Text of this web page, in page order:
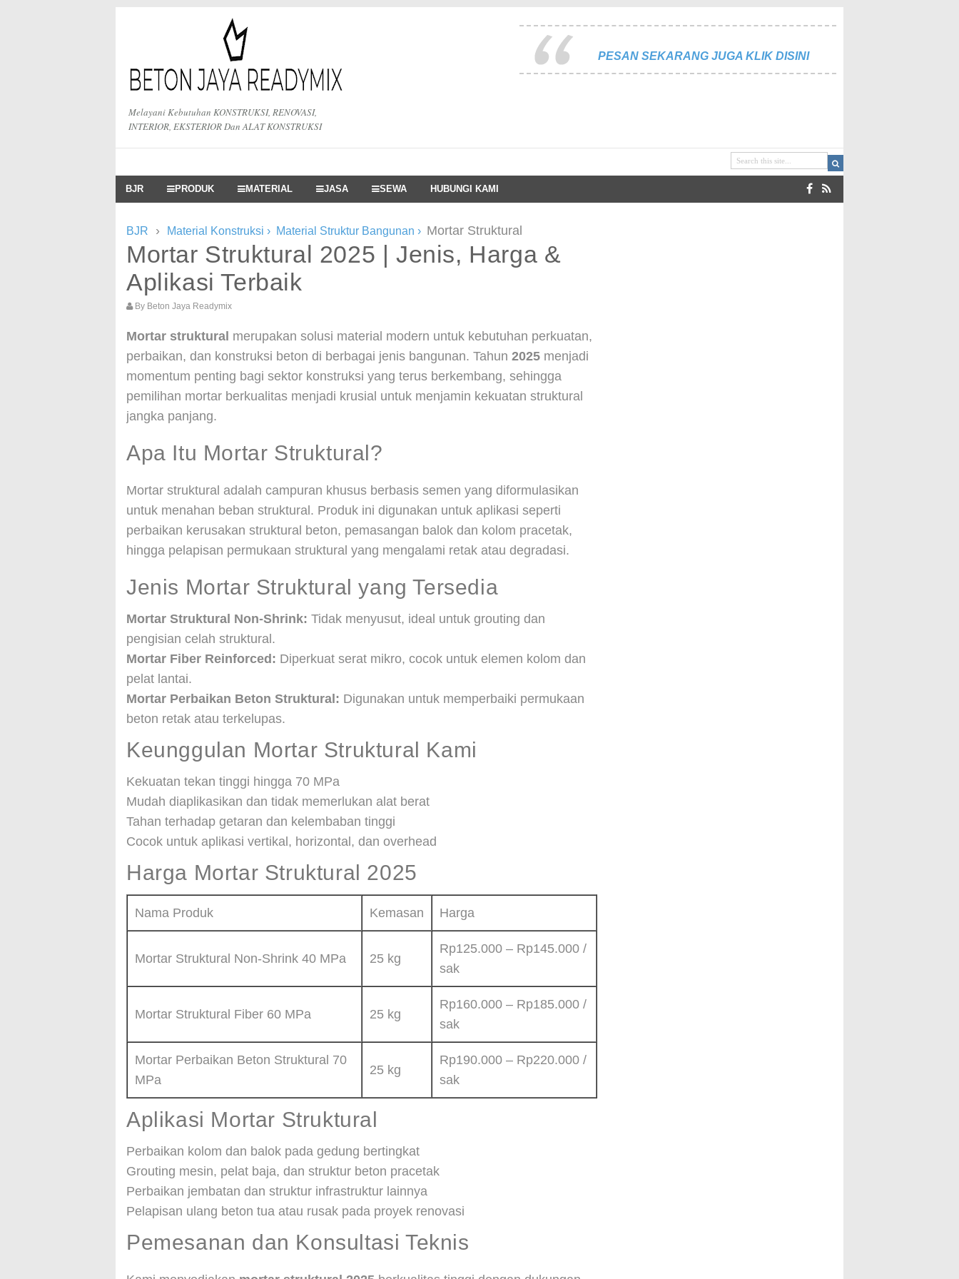
Melayani Kebutuhan KONSTRUKSI, RENOVASI,
INTERIOR, EKSTERIOR Dan ALAT KONSTRUKSI
PESAN SEKARANG JUGA KLIK DISINI
BJR PRODUK MATERIAL JASA SEWA HUBUNGI KAMI
BJR › Material Konstruksi › Material Struktur Bangunan › Mortar Struktural
Mortar Struktural 2025 | Jenis, Harga &
Aplikasi Terbaik
By Beton Jaya Readymix
Mortar struktural merupakan solusi material modern untuk kebutuhan perkuatan,
perbaikan, dan konstruksi beton di berbagai jenis bangunan. Tahun 2025 menjadi
momentum penting bagi sektor konstruksi yang terus berkembang, sehingga
pemilihan mortar berkualitas menjadi krusial untuk menjamin kekuatan struktural
jangka panjang.
Apa Itu Mortar Struktural?
Mortar struktural adalah campuran khusus berbasis semen yang diformulasikan
untuk menahan beban struktural. Produk ini digunakan untuk aplikasi seperti
perbaikan kerusakan struktural beton, pemasangan balok dan kolom pracetak,
hingga pelapisan permukaan struktural yang mengalami retak atau degradasi.
Jenis Mortar Struktural yang Tersedia
Mortar Struktural Non-Shrink: Tidak menyusut, ideal untuk grouting dan
pengisian celah struktural.
Mortar Fiber Reinforced: Diperkuat serat mikro, cocok untuk elemen kolom dan
pelat lantai.
Mortar Perbaikan Beton Struktural: Digunakan untuk memperbaiki permukaan
beton retak atau terkelupas.
Keunggulan Mortar Struktural Kami
Kekuatan tekan tinggi hingga 70 MPa
Mudah diaplikasikan dan tidak memerlukan alat berat
Tahan terhadap getaran dan kelembaban tinggi
Cocok untuk aplikasi vertikal, horizontal, dan overhead
Harga Mortar Struktural 2025
Nama Produk Kemasan Harga
Mortar Struktural Non-Shrink 40 MPa 25 kg
Rp125.000 – Rp145.000 /
sak
Mortar Struktural Fiber 60 MPa 25 kg
Rp160.000 – Rp185.000 /
sak
Mortar Perbaikan Beton Struktural 70
MPa
25 kg
Rp190.000 – Rp220.000 /
sak
Aplikasi Mortar Struktural
Perbaikan kolom dan balok pada gedung bertingkat
Grouting mesin, pelat baja, dan struktur beton pracetak
Perbaikan jembatan dan struktur infrastruktur lainnya
Pelapisan ulang beton tua atau rusak pada proyek renovasi
Pemesanan dan Konsultasi Teknis